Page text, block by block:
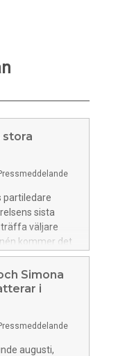
stora
partiledare
sista
väljare
kommer det
utspel och
Simona
i
augusti,